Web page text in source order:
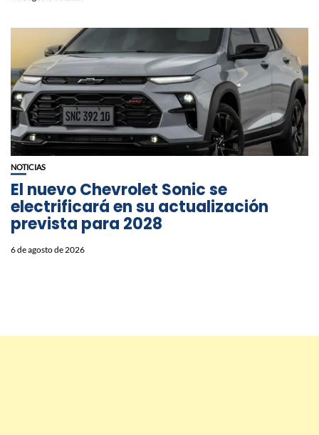
NOTICIAS
El nuevo Chevrolet Sonic se
electrificará en su actualización
prevista para 2028
6 de agosto de 2026